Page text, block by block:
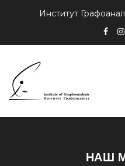
Институт
НАШ